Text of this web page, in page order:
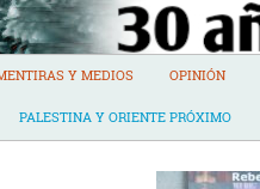
Y MEDIOS OPINIÓN
PALESTINA Y ORIENTE PRÓXIMO